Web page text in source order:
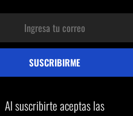
Al suscribirte aceptas las